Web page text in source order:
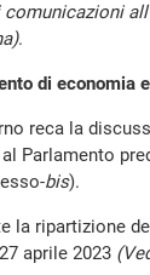
.
di economia
reca la
Parlamento
bis).
la ripartizione
aprile 2023